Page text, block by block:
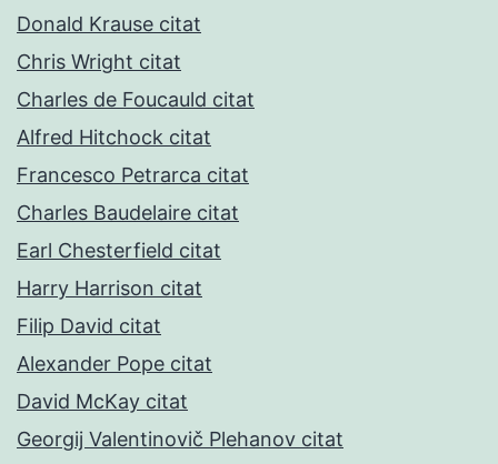
Donald Krause citat
Chris Wright citat
Charles de Foucauld citat
Alfred Hitchock citat
Francesco Petrarca citat
Charles Baudelaire citat
Earl Chesterfield citat
Harry Harrison citat
Filip David citat
Alexander Pope citat
David McKay citat
Georgij Valentinovič Plehanov citat